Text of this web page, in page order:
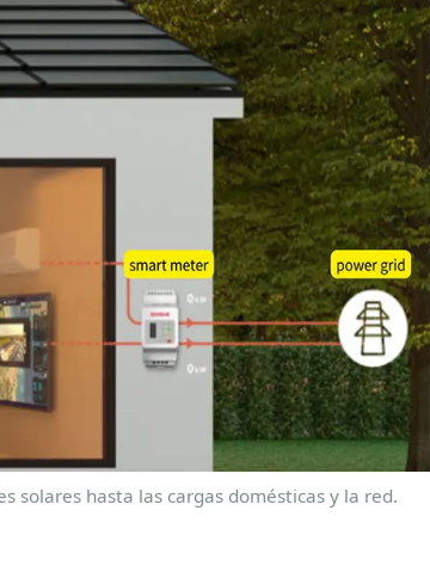
solares hasta las cargas domésticas y la red.